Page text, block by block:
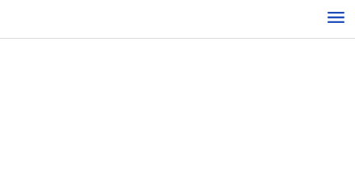
konten